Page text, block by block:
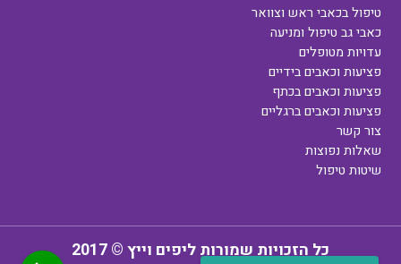
טיפול בכאבי ראש וצוואר
כאבי גב טיפול ומניעה
עדויות מטופלים
פציעות וכאבים בידיים
פציעות וכאבים בכתף
פציעות וכאבים ברגליים
צור קשר
שאלות נפוצות
שיטות טיפול
כל הזכויות שמורות ליפים וייץ © 2017